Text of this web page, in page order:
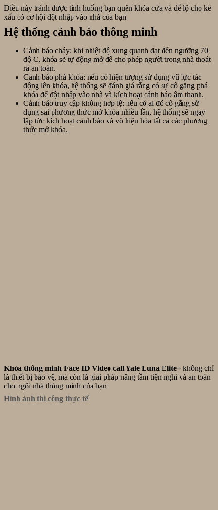
Điều này tránh được tình huống bạn quên khóa cửa và để lộ cho kẻ
xấu có cơ hội đột nhập vào nhà của bạn.
Hệ thống cảnh báo thông minh
Cảnh báo cháy: khi nhiệt độ xung quanh đạt đến ngưỡng 70
độ C, khóa sẽ tự động mở để cho phép người trong nhà thoát
ra an toàn.
Cảnh báo phá khóa: nếu có hiện tượng sử dụng vũ lực tác
động lên khóa, hệ thống sẽ đánh giá rằng có sự cố gắng phá
khóa để đột nhập vào nhà và kích hoạt cảnh báo âm thanh.
Cảnh báo truy cập không hợp lệ: nếu có ai đó cố gắng sử
dụng sai phương thức mở khóa nhiều lần, hệ thống sẽ ngay
lập tức kích hoạt cảnh báo và vô hiệu hóa tất cả các phương
thức mở khóa.
Khóa thông minh Face ID Video call Yale Luna Elite+ không chỉ
là thiết bị bảo vệ, mà còn là giải pháp nâng tầm tiện nghi và an toàn
cho ngôi nhà thông minh của bạn.
Hình ảnh thi công thực tế